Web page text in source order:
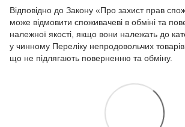
Відповідно до Закону «Про захист прав
може відмовити споживачеві в обміні та
належної якості, якщо вони належать до
у чинному Переліку непродовольчих товарів
що не підлягають поверненню та обміну.